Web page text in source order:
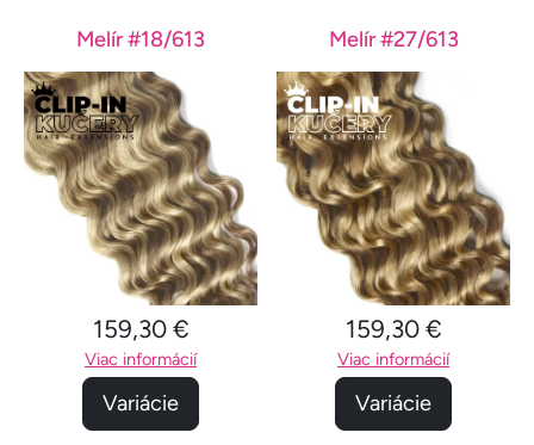
Melír #18/613
159,30 €
Viac informácií
Variácie
Melír #27/613
159,30 €
Viac informácií
Variácie